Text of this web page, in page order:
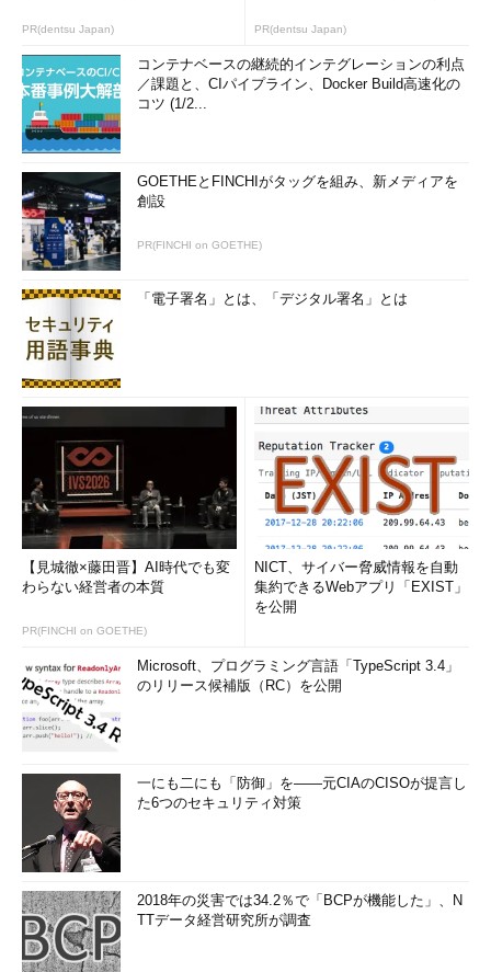
PR(dentsu Japan) PR(dentsu Japan)
コンテナベースの継続的インテグレーションの利点
／課題と、CIパイプライン、Docker Build高速化の
コツ (1/2...
GOETHEとFINCHIがタッグを組み、新メディアを
創設
PR(FINCHI on GOETHE)
「電子署名」とは、「デジタル署名」とは
【見城徹×藤田晋】AI時代でも変
わらない経営者の本質
PR(FINCHI on GOETHE)
NICT、サイバー脅威情報を自動
集約できるWebアプリ「EXIST」
を公開
Microsoft、プログラミング言語「TypeScript 3.4」
のリリース候補版（RC）を公開
一にも二にも「防御」を――元CIAのCISOが提言し
た6つのセキュリティ対策
2018年の災害では34.2％で「BCPが機能した」、N
TTデータ経営研究所が調査